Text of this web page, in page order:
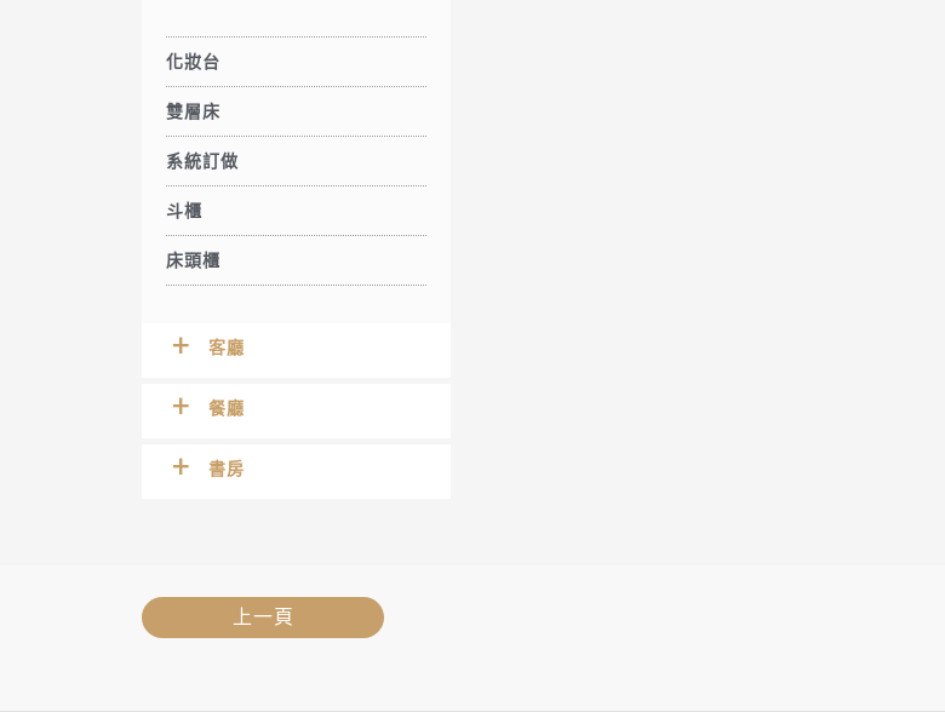
化妝台
雙層床
系統訂做
斗櫃
床頭櫃
客廳
餐廳
書房
上一頁